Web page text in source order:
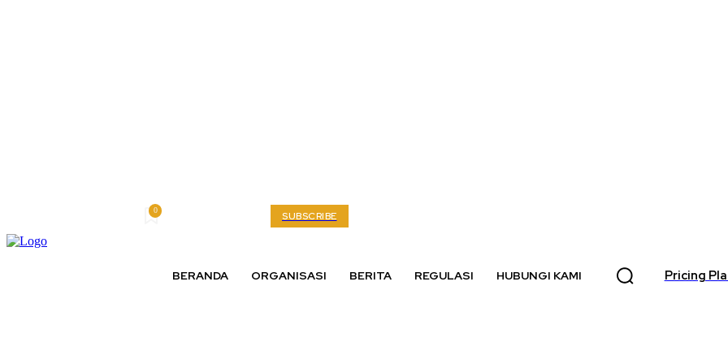
0 SUBSCRIBE
BERANDA ORGANISASI BERITA REGULASI HUBUNGI KAMI Pricing